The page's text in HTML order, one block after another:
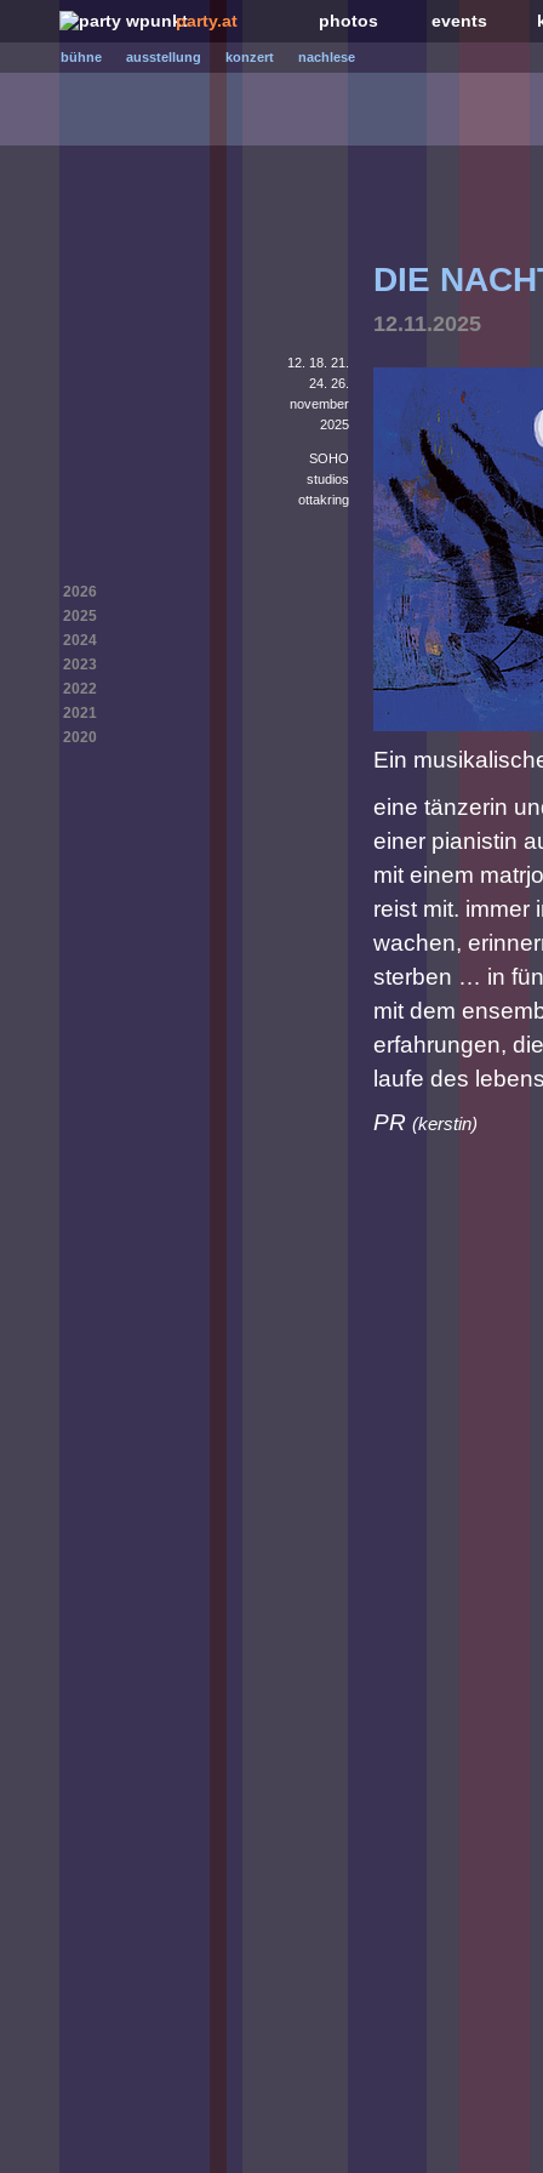
party.at photos events
bühne ausstellung konzert nachlese
2026
2025
2024
2023
2022
2021
2020
DIE
12.11.2025
12. 18. 21.
24. 26.
november
2025
SOHO
studios
ottakring
Ein
eine tänzerin
einer pianistin
mit einem
reist mit. immer
wachen,
sterben … in
mit dem
erfahrungen,
laufe des
PR (kerstin)